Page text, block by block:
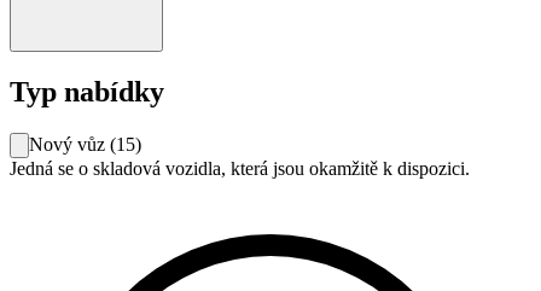
Typ nabídky
Nový vůz (15)
Jedná se o skladová vozidla, která jsou okamžitě k dispozici.